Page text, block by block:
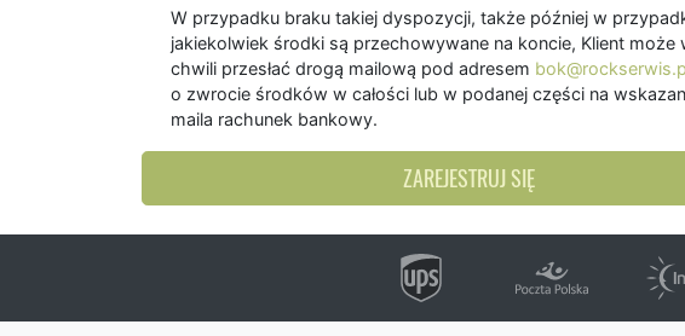
W przypadku braku takiej dyspozycji, także później w
jakiekolwiek środki są przechowywane na koncie, Klient może
chwili przesłać drogą mailową pod adresem
o zwrocie środków w całości lub w podanej części na
maila rachunek bankowy.
ZAREJESTRUJ SIĘ